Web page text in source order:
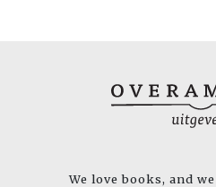
We love books, and